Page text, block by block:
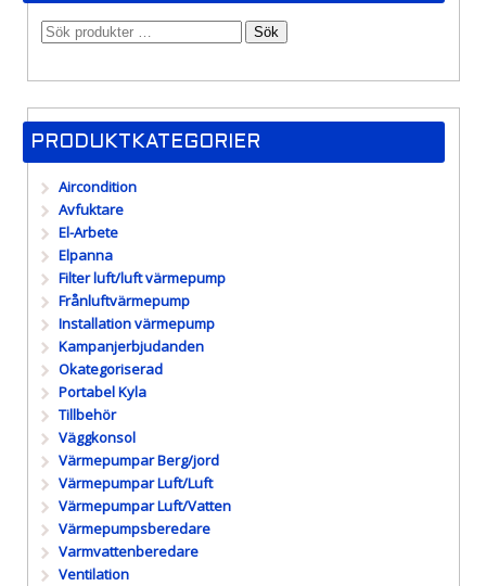
Sök
PRODUKTKATEGORIER
Aircondition
Avfuktare
El-Arbete
Elpanna
Filter luft/luft värmepump
Frånluftvärmepump
Installation värmepump
Kampanjerbjudanden
Okategoriserad
Portabel Kyla
Tillbehör
Väggkonsol
Värmepumpar Berg/jord
Värmepumpar Luft/Luft
Värmepumpar Luft/Vatten
Värmepumpsberedare
Varmvattenberedare
Ventilation